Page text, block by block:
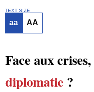
TEXT SIZE
aa AA
Face aux crises,
diplomatie?